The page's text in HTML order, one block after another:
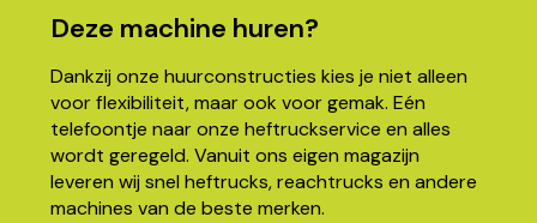
Deze machine huren?
Dankzij onze huurconstructies kies je niet alleen
voor flexibiliteit, maar ook voor gemak. Eén
telefoontje naar onze heftruckservice en alles
wordt geregeld. Vanuit ons eigen magazijn
leveren wij snel heftrucks, reachtrucks en andere
machines van de beste merken.